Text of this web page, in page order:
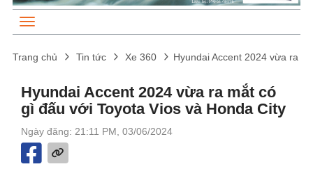
Trang chủ Tin tức Xe 360 Hyundai Accent 2024 vừa ra
Hyundai Accent 2024 vừa ra mắt có
gì đấu với Toyota Vios và Honda City
Ngày đăng: 21:11 PM, 03/06/2024